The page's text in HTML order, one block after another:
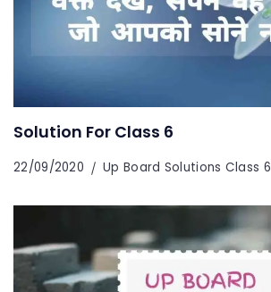
Solution For Class 6
22/09/2020 Up Board Solutions Class 6